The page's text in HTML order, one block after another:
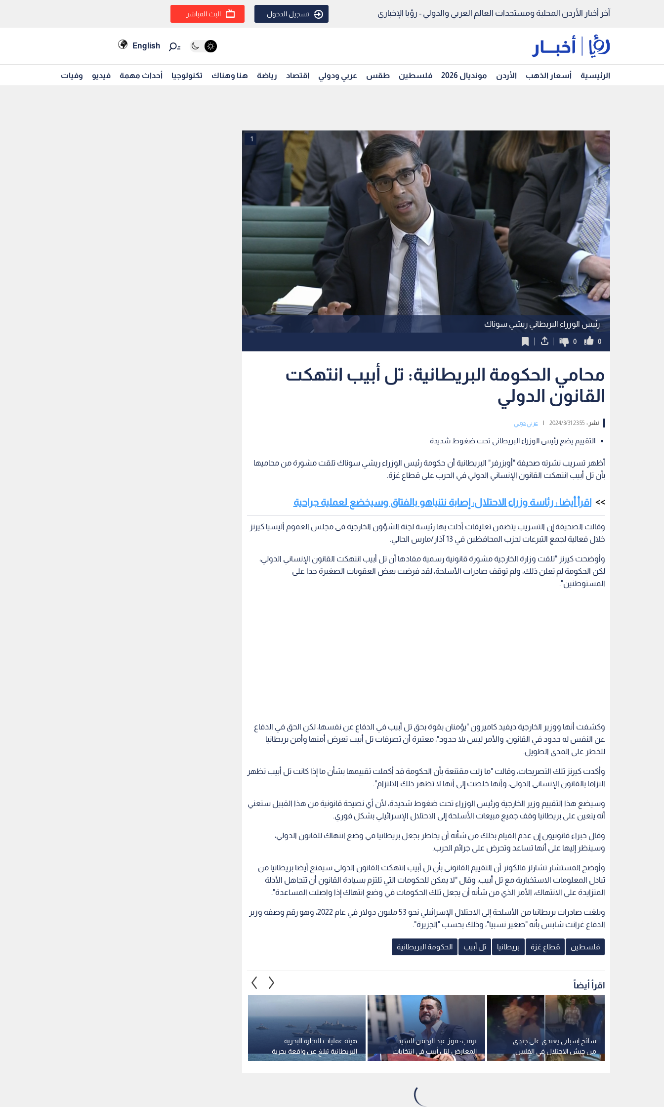
آخر أخبار الأردن المحلية ومستجدات العالم العربي والدولي - رؤيا الإخباري تسجيل الدخول البث المباشر
English
الرئيسية أسعار الذهب الأردن مونديال 2026 فلسطين طقس عربي ودولي اقتصاد رياضة هنا وهناك تكنولوجيا أحداث مهمة فيديو وفيات
رئيس الوزراء البريطاني ريشي سوناك
1
0
0
محامي الحكومة البريطانية: تل أبيب انتهكت
القانون الدولي
نشر :23:55 2024/3/31 عربي دولي
التقييم يضع رئيس الوزراء البريطاني تحت ضغوط شديدة
أظهر تسريب نشرته صحيفة "أوبزرفر" البريطانية أن حكومة رئيس الوزراء ريشي سوناك تلقت مشورة من محاميها
بأن تل أبيب انتهكت القانون الإنساني الدولي في الحرب على قطاع غزة.
اقرأ أيضا : رئاسة وزراء الاحتلال: إصابة نتنياهو بالفتاق وسيخضع لعملية جراحية
وقالت الصحيفة إن التسريب يتضمن تعليقات أدلت بها رئيسة لجنة الشؤون الخارجية في مجلس العموم أليسيا كيرنز
خلال فعالية لجمع التبرعات لحزب المحافظين في 13 آذار/مارس الحالي.
وأوضحت كيرنز "تلقت وزارة الخارجية مشورة قانونية رسمية مفادها أن تل أبيب انتهكت القانون الإنساني الدولي،
لكن الحكومة لم تعلن ذلك، ولم توقف صادرات الأسلحة، لقد فرضت بعض العقوبات الصغيرة جدا على
المستوطنين".
وكشفت أنها ووزير الخارجية ديفيد كاميرون "يؤمنان بقوة بحق تل أبيب في الدفاع عن نفسها، لكن الحق في الدفاع
عن النفس له حدود في القانون، والأمر ليس بلا حدود"، معتبرة أن تصرفات تل أبيب تعرض أمنها وأمن بريطانيا
للخطر على المدى الطويل.
وأكدت كيرنز تلك التصريحات، وقالت "ما زلت مقتنعة بأن الحكومة قد أكملت تقييمها بشأن ما إذا كانت تل أبيب تظهر
التزاما بالقانون الإنساني الدولي، وأنها خلصت إلى أنها لا تظهر ذلك الالتزام".
وسيضع هذا التقييم وزير الخارجية ورئيس الوزراء تحت ضغوط شديدة، لأن أي نصيحة قانونية من هذا القبيل ستعني
أنه يتعين على بريطانيا وقف جميع مبيعات الأسلحة إلى الاحتلال الإسرائيلي بشكل فوري.
وقال خبراء قانونيون إن عدم القيام بذلك من شأنه أن يخاطر بجعل بريطانيا في وضع انتهاك للقانون الدولي،
وسينظر إليها على أنها تساعد وتحرض على جرائم الحرب.
وأوضح المستشار تشارلز فالكونر أن التقييم القانوني بأن تل أبيب انتهكت القانون الدولي سيمنع أيضا بريطانيا من
تبادل المعلومات الاستخبارية مع تل أبيب، وقال "لا يمكن للحكومات التي تلتزم بسيادة القانون أن تتجاهل الأدلة
المتزايدة على الانتهاك، الأمر الذي من شأنه أن يجعل تلك الحكومات في وضع انتهاك إذا واصلت المساعدة".
وبلغت صادرات بريطانيا من الأسلحة إلى الاحتلال الإسرائيلي نحو 53 مليون دولار في عام 2022، وهو رقم وصفه وزير
الدفاع غرانت شابس بأنه "صغير نسبيا"، وذلك بحسب "الجزيرة".
فلسطين قطاع غزة بريطانيا تل أبيب الحكومة البريطانية
اقرأ أيضاً
هيئة عمليات التجارة البحرية
البريطانية تبلغ عن واقعة بحرية
جديدة قبالة سواحل عدن
ترمب: فوز عبد الرحمن السيد
المعارض لتل أبيب في انتخابات
ميتشيغن خبر سار للجمهوريين
سائح إسباني يعتدي على جندي
من جيش الاحتلال في الفلبين
ويصفه بـ"قاتل الأطفال"